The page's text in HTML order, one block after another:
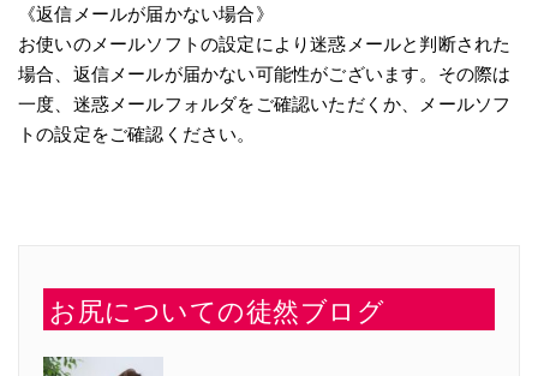
Alternative:
《返信メールが届かない場合》
お使いのメールソフトの設定により迷惑メールと判断された
場合、返信メールが届かない可能性がございます。その際は
一度、迷惑メールフォルダをご確認いただくか、メールソフ
トの設定をご確認ください。
お尻についての徒然ブログ